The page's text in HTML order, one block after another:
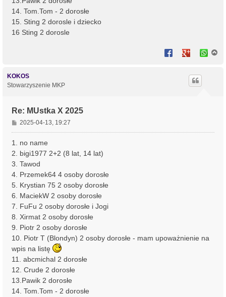
14. Tom.Tom - 2 dorosłe
15. Sting 2 dorosle i dziecko
16 Sting 2 dorosle
KOKOS
Stowarzyszenie MKP
Re: MUstka X 2025
P
o
s
2025-04-13, 19:27
1. no name
2. bigi1977 2+2 (8 lat, 14 lat)
3. Tawod
4. Przemek64 4 osoby dorosłe
5. Krystian 75 2 osoby dorosłe
6. MaciekW 2 osoby dorosłe
7. FuFu 2 osoby dorosłe i Jogi
8. Xirmat 2 osoby dorosłe
9. Piotr 2 osoby dorosłe
10. Piotr T (Blondyn) 2 osoby dorosłe - mam upoważnienie na
wpis na listę
11. abcmichal 2 dorosłe
12. Crude 2 dorosłe
13.Pawik 2 dorosłe
14. Tom.Tom - 2 dorosłe